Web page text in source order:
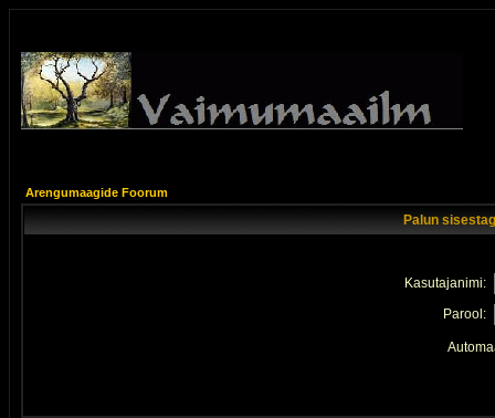
Arengumaagide Foorum
Palun
Kasutajanimi:
Parool: